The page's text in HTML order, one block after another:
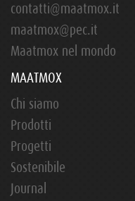
contatti@maatmox.it
maatmox@pec.it
Maatmox nel mondo
MAATMOX
Chi siamo
Prodotti
Progetti
Sostenibile
Journal